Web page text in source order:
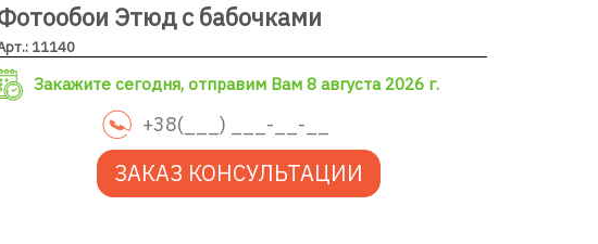
Этюд с бабочками
11140
Закажите сегодня, отправим Вам 8 августа 2026 г.
ЗАКАЗ КОНСУЛЬТАЦИИ